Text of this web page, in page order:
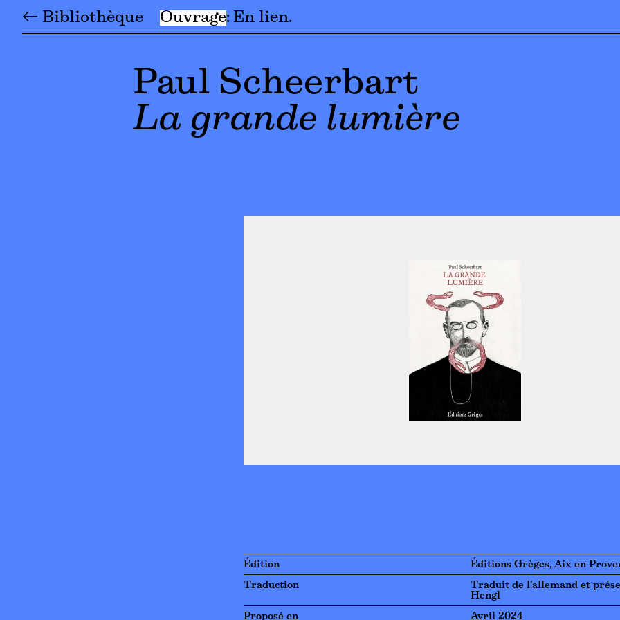
← Bibliothèque Ouvrage En lien
Paul Scheerbart
La grande lumière
Édition Éditions Grèges, Aix en
Traduction
Traduit de l'allemand et
Hengl
Proposé en Avril 2024